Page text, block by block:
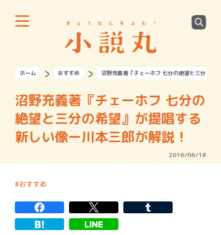
ホーム おすすめ 沼野充義著『チェーホフ 七分の絶望と三分の希
沼野充義著『チェーホフ 七分の
絶望と三分の希望』が提唱する
新しい像ー川本三郎が解説！
2016/06/18
おすすめ